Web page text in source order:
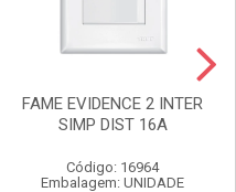
FAME EVIDENCE 2 INTER
SIMP DIST 16A
Código: 16964
Embalagem: UNIDADE